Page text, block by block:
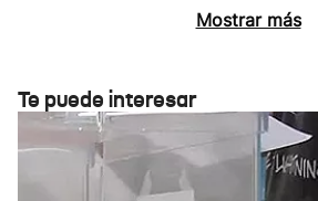
Mostrar más
Te puede interesar